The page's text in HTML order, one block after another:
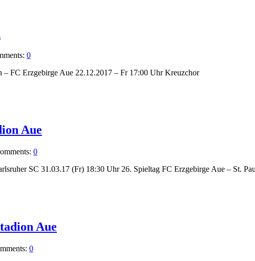
0
FC Erzgebirge Aue 22.12.2017 – Fr 17:00 Uhr Kreuzchor
Aue
0
SC 31.03.17 (Fr) 18:30 Uhr 26. Spieltag FC Erzgebirge Aue – St.
Aue
0